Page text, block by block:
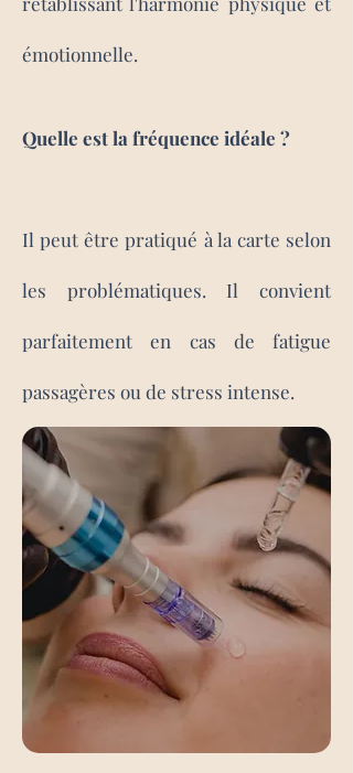
émotionnelle.
Quelle est la fréquence idéale ?
Il peut être pratiqué à la carte selon
les problématiques. Il convient
parfaitement en cas de fatigue
passagères ou de stress intense.